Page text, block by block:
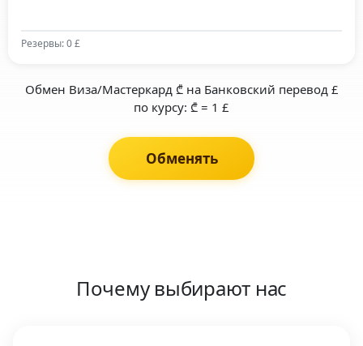
Резервы: 0 £
Обмен Виза/Мастеркард ₾ на Банковский перевод £
по курсу: ₾ = 1 £
Обменять
Почему выбирают нас